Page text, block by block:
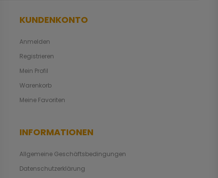
KUNDENKONTO
Anmelden
Registrieren
Mein Profil
Warenkorb
Meine Favoriten
INFORMATIONEN
Allgemeine Geschäftsbedingungen
Datenschutzerklärung